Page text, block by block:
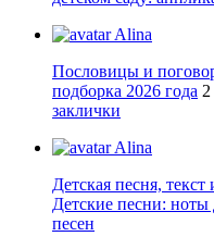
Alina
Пословицы и
подборка 2026 года 2
заклички
Alina
Детская песня,
Детские песни: ноты
песен